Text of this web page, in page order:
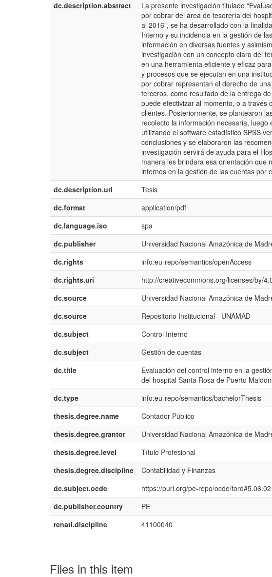
dc.description.abstract
La presente investigación titulado
por cobrar del área de tesorería del
al 2016”, se ha desarrollado con la
Interno y su incidencia en la gestión de
información en diversas fuentes y
investigación con un concepto claro del
en una herramienta eficiente y eficaz
y procesos que se ejecutan en una
por cobrar representan el derecho de
terceros, como resultado de la entrega
puede efectivizar al momento, o a través
clientes. Posteriormente, se plantearon
recolecto la información necesaria,
utilizando el software estadístico SPSS
conclusiones y se elaboraron las
investigación servirá de ayuda para el
manera les brindara esa orientación que
internos en la gestión de las cuentas por
dc.description.uri Tesis
dc.format
application/pdf
dc.language.iso
spa
dc.publisher
Universidad Nacional Amazónica de
dc.rights
info:eu-repo/semantics/openAccess
dc.rights.uri
http://creativecommons.org/licenses/by/
dc.source
Universidad Nacional Amazónica de
dc.source
Repositorio Institucional - UNAMAD
dc.subject
Control Interno
dc.subject
Gestión de cuentas
dc.title
Evaluación del control interno en la
del hospital Santa Rosa de Puerto
dc.type info:eu-repo/semantics/bachelorThesis
thesis.degree.name
Contador Público
thesis.degree.grantor
Universidad Nacional Amazónica de
thesis.degree.level
Título Profesional
thesis.degree.discipline
Contabilidad y Finanzas
dc.subject.ocde
https://purl.org/pe-repo/ocde/ford#5.06.02
dc.publisher.country
PE
renati.discipline
41100040
Files in this item